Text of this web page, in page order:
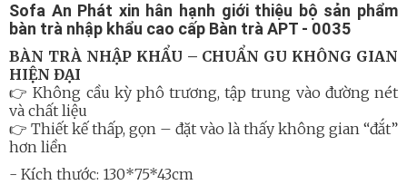
Sofa An Phát xin hân hạnh giới thiệu bộ sản phẩm
bàn trà nhập khẩu cao cấp Bàn trà APT - 0035
BÀN TRÀ NHẬP KHẨU – CHUẨN GU KHÔNG GIAN
HIỆN ĐẠI
👉 Không cầu kỳ phô trương, tập trung vào đường nét
và chất liệu
👉 Thiết kế thấp, gọn – đặt vào là thấy không gian “đắt”
hơn liền
- Kích thước: 130*75*43cm